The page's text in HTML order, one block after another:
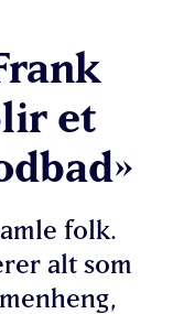
et
folk.
alt som